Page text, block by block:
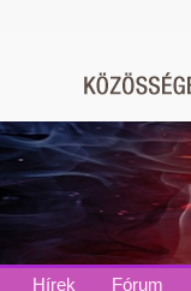
Hírek Fórum